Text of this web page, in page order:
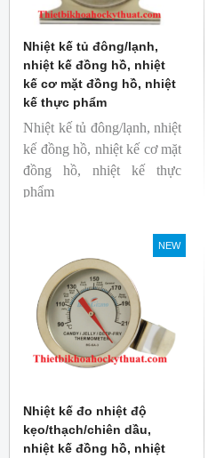
Nhiệt kế tủ đông/lạnh,
nhiệt kế đồng hồ, nhiệt
kế cơ mặt đồng hồ, nhiệt
kế thực phẩm
Nhiệt kế tủ đông/lạnh, nhiệt
kế đồng hồ, nhiệt kế cơ mặt
đồng hồ, nhiệt kế thực
phẩm
Thương hiệu: Blue Gizmo
NEW
Nhiệt kế đo nhiệt độ
kẹo/thạch/chiên dầu,
nhiệt kế đồng hồ, nhiệt